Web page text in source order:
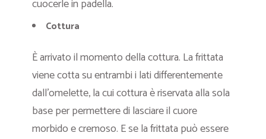
cuocerle in padella.
Cottura
È arrivato il momento della cottura. La frittata
viene cotta su entrambi i lati differentemente
dall’omelette, la cui cottura è riservata alla sola
base per permettere di lasciare il cuore
morbido e cremoso. E se la frittata può essere